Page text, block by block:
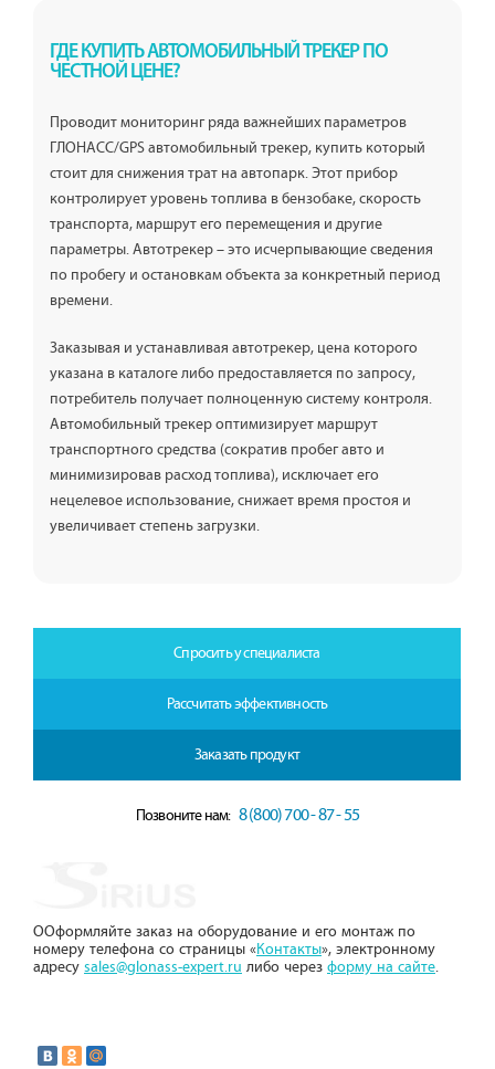
ГДЕ КУПИТЬ АВТОМОБИЛЬНЫЙ ТРЕКЕР ПО
ЧЕСТНОЙ ЦЕНЕ?
Проводит мониторинг ряда важнейших параметров
ГЛОНАСС/GPS автомобильный трекер, купить который
стоит для снижения трат на автопарк. Этот прибор
контролирует уровень топлива в бензобаке, скорость
транспорта, маршрут его перемещения и другие
параметры. Автотрекер – это исчерпывающие сведения
по пробегу и остановкам объекта за конкретный период
времени.
Заказывая и устанавливая автотрекер, цена которого
указана в каталоге либо предоставляется по запросу,
потребитель получает полноценную систему контроля.
Автомобильный трекер оптимизирует маршрут
транспортного средства (сократив пробег авто и
минимизировав расход топлива), исключает его
нецелевое использование, снижает время простоя и
увеличивает степень загрузки.
Спросить у специалиста
Рассчитать эффективность
Заказать продукт
Позвоните нам: 8 (800) 700 - 87 - 55
ООформляйте заказ на оборудование и его монтаж по
номеру телефона со страницы «Контакты», электронному
адресу sales@glonass-expert.ru либо через форму на сайте.